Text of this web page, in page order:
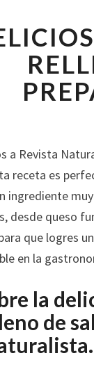
a Revista
receta es
ingrediente
desde queso
que logres
en la
la
de